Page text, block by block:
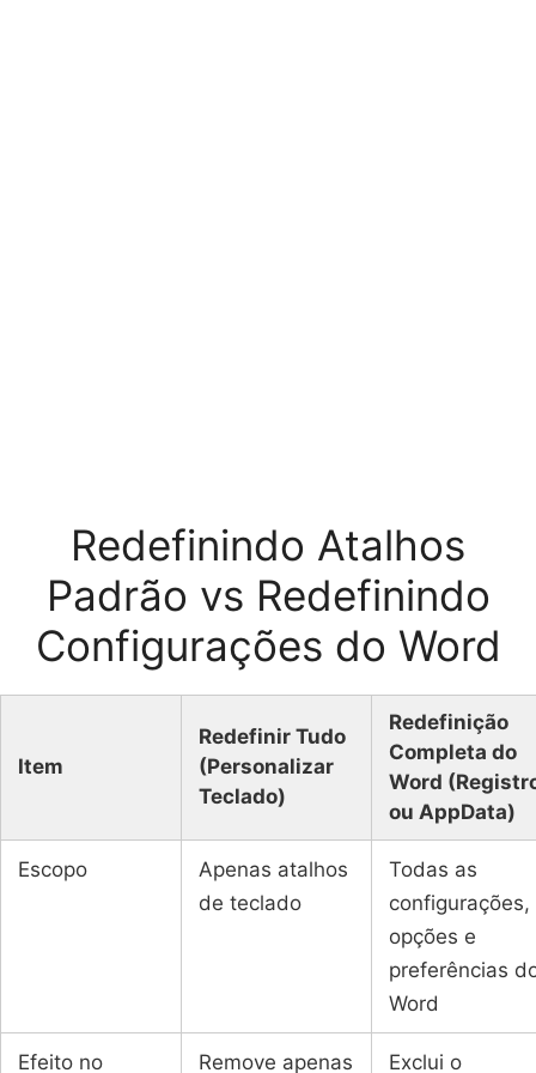
Redefinindo Atalhos
Padrão vs Redefinindo
Configurações do Word
Item
Redefinir Tudo
(Personalizar
Teclado)
Redefinição
Completa do
Word
ou AppData)
Escopo
Apenas atalhos
de teclado
Todas as
configurações,
opções e
preferências
Word
Efeito no Remove apenas Exclui o